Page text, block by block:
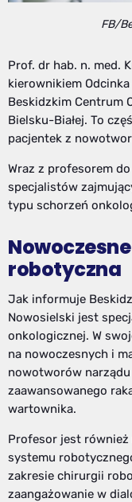
FB/
Prof. dr hab. n. med.
kierownikiem
Beskidzkim Centrum
Bielsku-Białej. To
pacjentek z
Wraz z profesorem do
specjalistów
typu schorzeń
robotyczna
Jak informuje
Nowosielski jest
onkologicznej. W
na nowoczesnych i
nowotworów
zaawansowanego
wartownika.
Profesor jest
systemu
zakresie chirurgii
zaangażowanie w